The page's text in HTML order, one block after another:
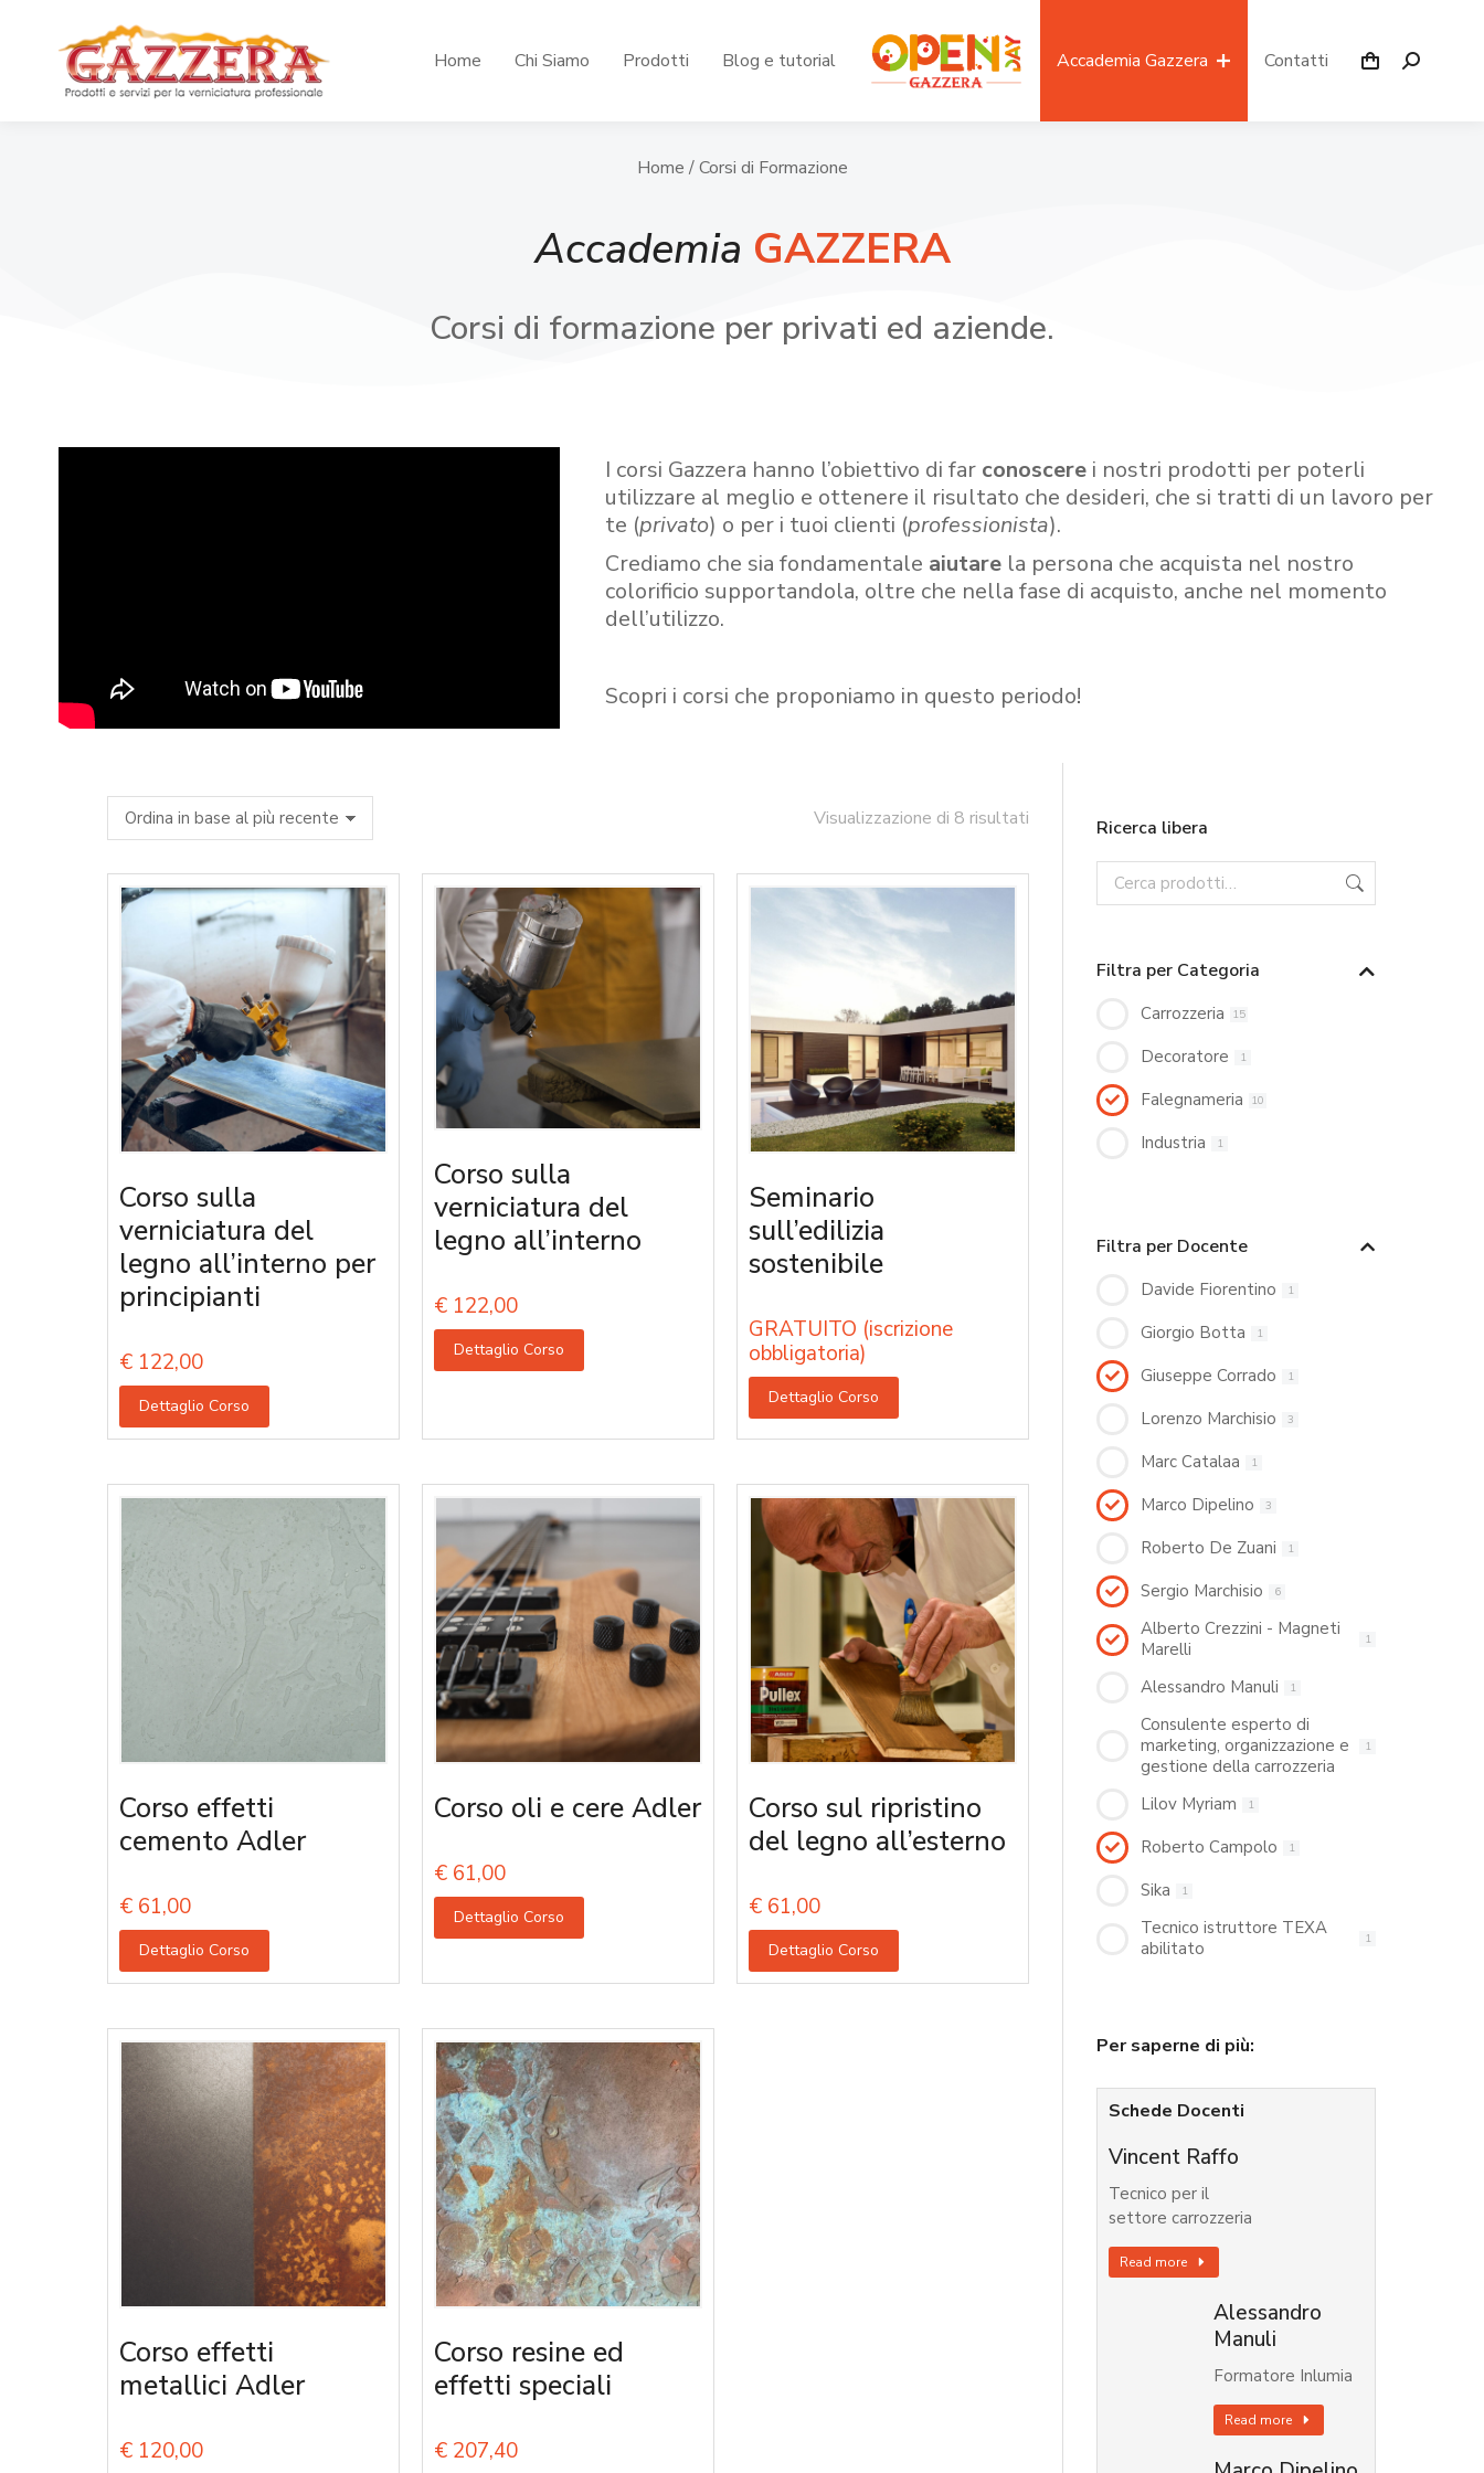
Home Chi Siamo Prodotti Blog e tutorial Accademia Gazzera Contatti
Home / Corsi di Formazione
Accademia GAZZERA
Corsi di formazione per privati ed aziende.
I corsi Gazzera hanno l’obiettivo di far conoscerei nostri prodotti per poterli
utilizzare al meglio e ottenere il risultato che desideri, che si tratti di un lavoro per
te (privato) o per i tuoi clienti (professionista).
Crediamo che sia fondamentale aiutare la persona che acquista nel nostro
colorificio supportandola, oltre che nella fase di acquisto, anche nel momento
dell’utilizzo.
Scopri i corsi che proponiamo in questo periodo!
Visualizzazione di 8 risultati
Corso sulla
verniciatura del
legno all’interno per
principianti
€ 122,00
Dettaglio Corso
Corso sulla
verniciatura del
legno all’interno
€ 122,00
Dettaglio Corso
Seminario
sull’edilizia
sostenibile
GRATUITO (iscrizione
obbligatoria)
Dettaglio Corso
Corso effetti
cemento Adler
€ 61,00
Dettaglio Corso
Corso oli e cere Adler
€ 61,00
Dettaglio Corso
Corso sul ripristino
del legno all’esterno
€ 61,00
Dettaglio Corso
Corso effetti
metallici Adler
€ 120,00
Corso resine ed
effetti speciali
€ 207,40
Ricerca libera
Filtra per Categoria
Carrozzeria 15
Decoratore 1
Falegnameria 10
Industria 1
Filtra per Docente
Davide Fiorentino 1
Giorgio Botta 1
Giuseppe Corrado 1
Lorenzo Marchisio 3
Marc Catalaa 1
Marco Dipelino 3
Roberto De Zuani 1
Sergio Marchisio 6
Alberto Crezzini - Magneti
Marelli
1
Alessandro Manuli 1
Consulente esperto di
marketing, organizzazione e
gestione della carrozzeria
1
Lilov Myriam 1
Roberto Campolo 1
Sika 1
Tecnico istruttore TEXA
abilitato
1
Per saperne di più:
Schede Docenti
Vincent Raffo
Tecnico per il
settore carrozzeria
Read more
Alessandro
Manuli
Formatore Inlumia
Read more